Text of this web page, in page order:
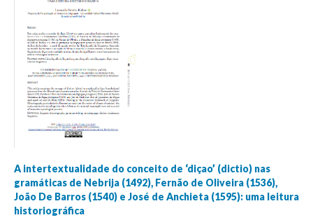
A intertextualidade do conceito de ‘diçao’ (dictio) nas
gramáticas de Nebrija (1492), Fernão de Oliveira (1536),
João De Barros (1540) e José de Anchieta (1595): uma leitura
historiográfica